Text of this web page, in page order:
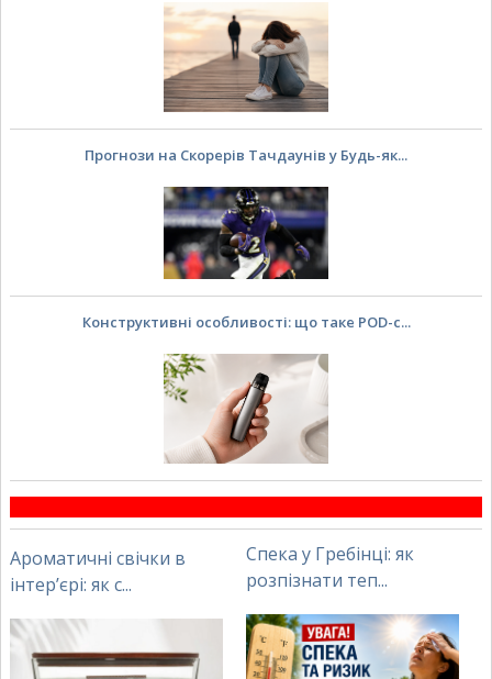
Прогнози на Скорерів Тачдаунів у Будь-як...
Конструктивні особливості: що таке POD-с...
Ароматичні свічки в
інтер’єрі: як с...
Спека у Гребінці: як
розпізнати теп...